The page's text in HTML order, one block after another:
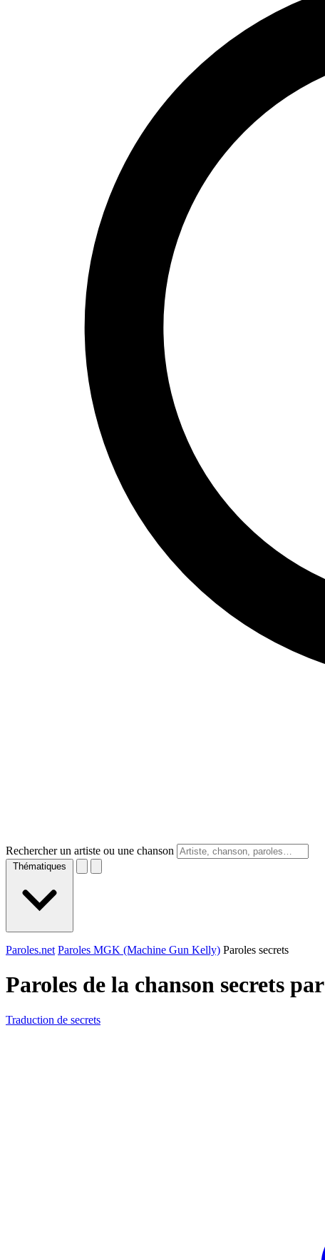
Rechercher un artiste ou une chanson
Thématiques
Paroles.net Paroles MGK (Machine Gun Kelly) Paroles secrets
Paroles de la chanson secrets par
Traduction de secrets